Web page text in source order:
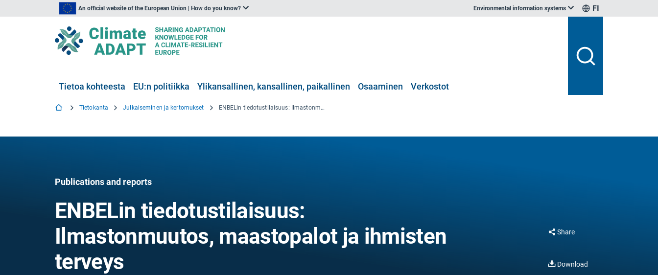
An official website of the European Union | How do you know? Environmental information systems FI
Tietoa kohteesta EU:n politiikka Ylikansallinen, kansallinen, paikallinen Osaaminen Verkostot
Tietokanta Julkaiseminen ja kertomukset ENBELin tiedotustilaisuus: Ilmastonmuutos, maastopalot ja ihmisten terveys
Publications and reports
ENBELin tiedotustilaisuus:
Ilmastonmuutos, maastopalot ja ihmisten
terveys
Share
Download